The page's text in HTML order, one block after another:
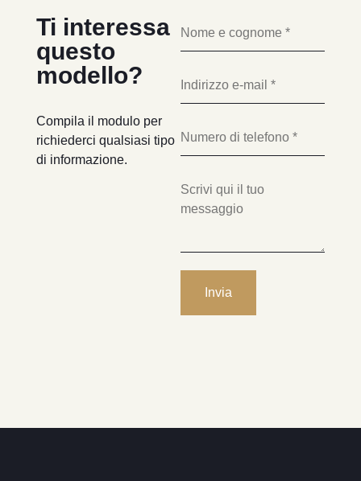
Ti interessa
questo
modello?
Compila il modulo per
richiederci qualsiasi tipo
di informazione.